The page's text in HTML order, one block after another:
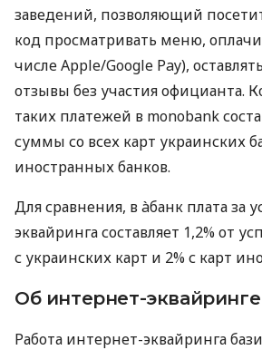
заведений, позволяющий
код просматривать меню,
числе Apple/Google Pay),
отзывы без участия официанта.
таких платежей в monobank
суммы со всех карт украинских
иностранных банков.
Для сравнения, в àбанк плата за
эквайринга составляет 1,2% от
с украинских карт и 2% с карт
Об интернет-эквайринге
Работа интернет-эквайринга